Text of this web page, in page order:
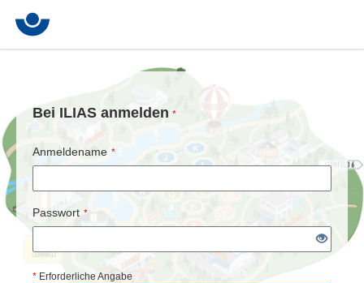
Bei ILIAS anmelden *
Anmeldename *
Passwort *
* Erforderliche Angabe